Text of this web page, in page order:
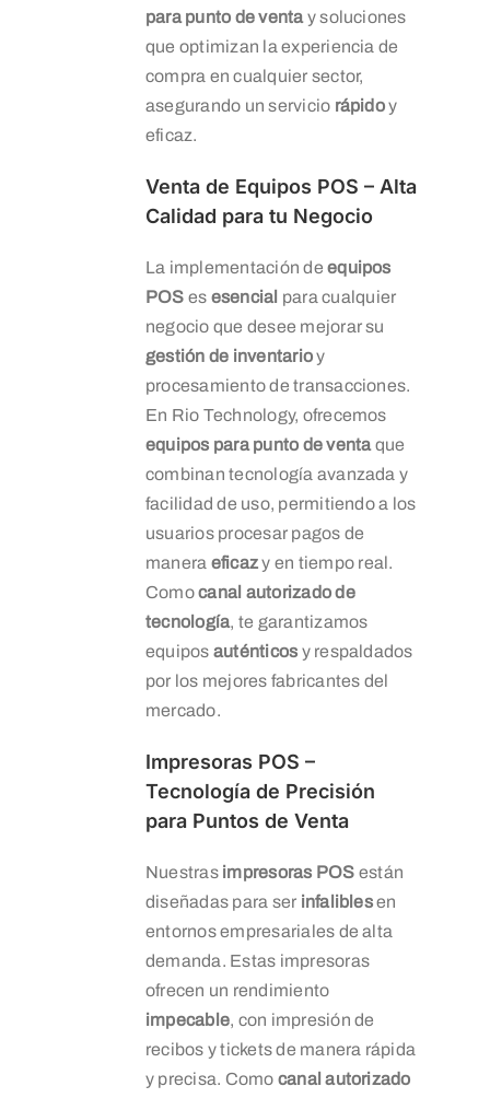
para punto de ventay soluciones
que optimizan la experiencia de
compra en cualquier sector,
asegurando un servicio rápidoy
eficaz.
Venta de Equipos POS – Alta
Calidad para tu Negocio
La implementación deequipos
POS es esencial para cualquier
negocio que desee mejorar su
gestión de inventarioy
procesamiento de transacciones.
En Rio Technology, ofrecemos
equipos para punto de ventaque
combinan tecnología avanzada y
facilidad de uso, permitiendo a los
usuarios procesar pagos de
manera eficazy en tiempo real.
Comocanal autorizado de
tecnología, te garantizamos
equipos auténticos y respaldados
por los mejores fabricantes del
mercado.
Impresoras POS –
Tecnología de Precisión
para Puntos de Venta
Nuestras impresoras POS están
diseñadas para ser infaliblesen
entornos empresariales de alta
demanda. Estas impresoras
ofrecen un rendimiento
impecable, con impresión de
recibos y tickets de manera rápida
y precisa. Como canal autorizado